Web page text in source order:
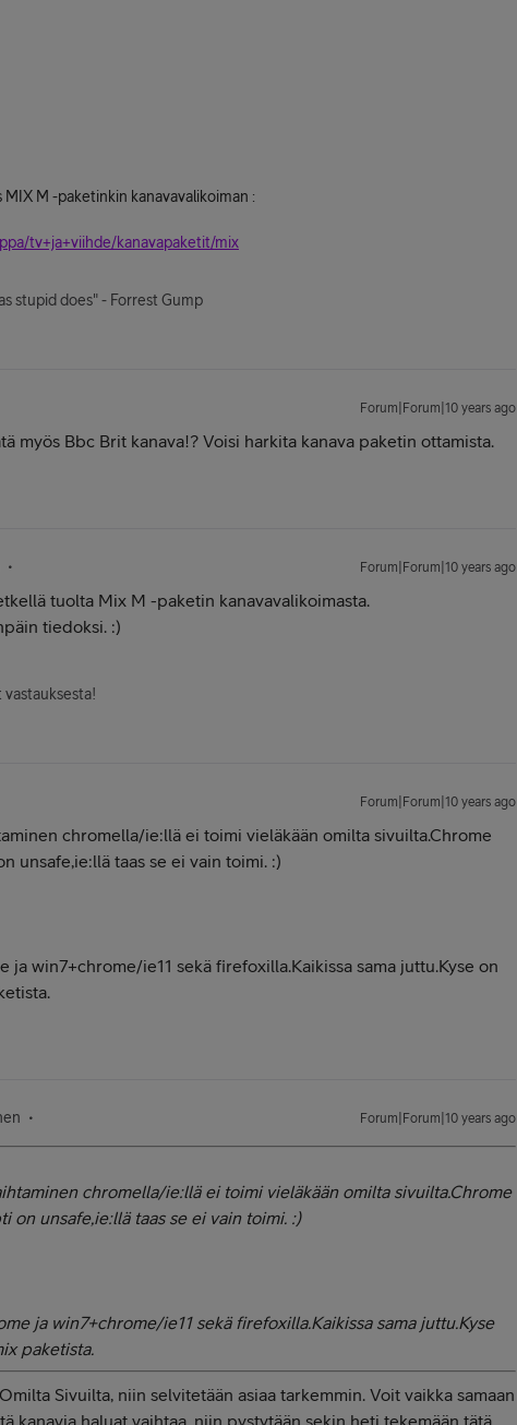
MIX M -paketinkin kanavavalikoiman :
tv+ja+viihde/kanavapaketit/mix
stupid does" - Forrest Gump
Forum|Forum|10 years ago
myös Bbc Brit kanava!? Voisi harkita kanava paketin ottamista.
Forum|Forum|10 years ago
tuolta Mix M -paketin kanavavalikoimasta.
tiedoksi. :)
vastauksesta!
Forum|Forum|10 years ago
chromella/ie:llä ei toimi vieläkään omilta sivuilta.Chrome
unsafe,ie:llä taas se ei vain toimi. :)
ja win7+chrome/ie11 sekä firefoxilla.Kaikissa sama juttu.Kyse on
Forum|Forum|10 years ago
chromella/ie:llä ei toimi vieläkään omilta sivuilta.Chrome
on unsafe,ie:llä taas se ei vain toimi. :)
ja win7+chrome/ie11 sekä firefoxilla.Kaikissa sama juttu.Kyse
paketista.
Sivuilta, niin selvitetään asiaa tarkemmin. Voit vaikka samaan
kanavia haluat vaihtaa, niin pystytään sekin heti tekemään tätä